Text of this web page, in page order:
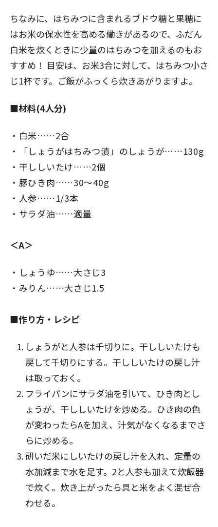
ちなみに、はちみつに含まれるブドウ糖と果糖に
はお米の保水性を高める働きがあるので、ふだん
白米を炊くときに少量のはちみつを加えるのもお
すすめ！ 目安は、お米3合に対して、はちみつ小さ
じ1杯です。ご飯がふっくら炊きあがりますよ。
■材料(4人分)
白米……2合
「しょうがはちみつ漬」のしょうが……130g
干ししいたけ……2個
豚ひき肉……30～40g
人参……1/3本
サラダ油……適量
＜A＞
しょうゆ……大さじ3
みりん……大さじ1.5
■作り方・レシピ
しょうがと人参は千切りに。干ししいたけも
戻して千切りにする。干ししいたけの戻し汁
は取っておく。
フライパンにサラダ油を引いて、ひき肉とし
ょうが、干ししいたけを炒める。ひき肉の色
が変わったらAを加え、汁気がなくなるまでさ
らに炒める。
研いだ米にしいたけの戻し汁を入れ、定量の
水加減まで水を足す。2と人参も加えて炊飯器
で炊く。炊き上がったら具と米をよく混ぜ合
わせる。